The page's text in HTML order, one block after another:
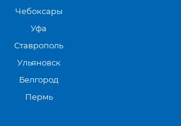
Чебоксары
Уфа
Ставрополь
Ульяновск
Белгород
Пермь